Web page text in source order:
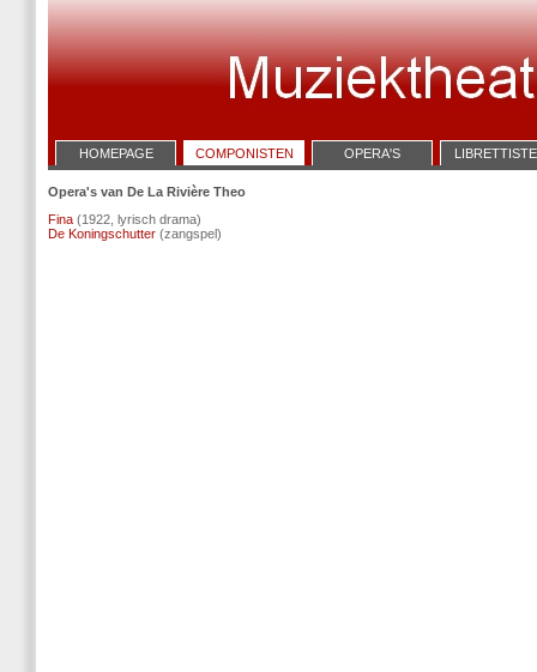
HOMEPAGE COMPONISTEN OPERA'S
Opera's van De La Rivière Theo
Fina (1922, lyrisch drama)
De Koningschutter (zangspel)